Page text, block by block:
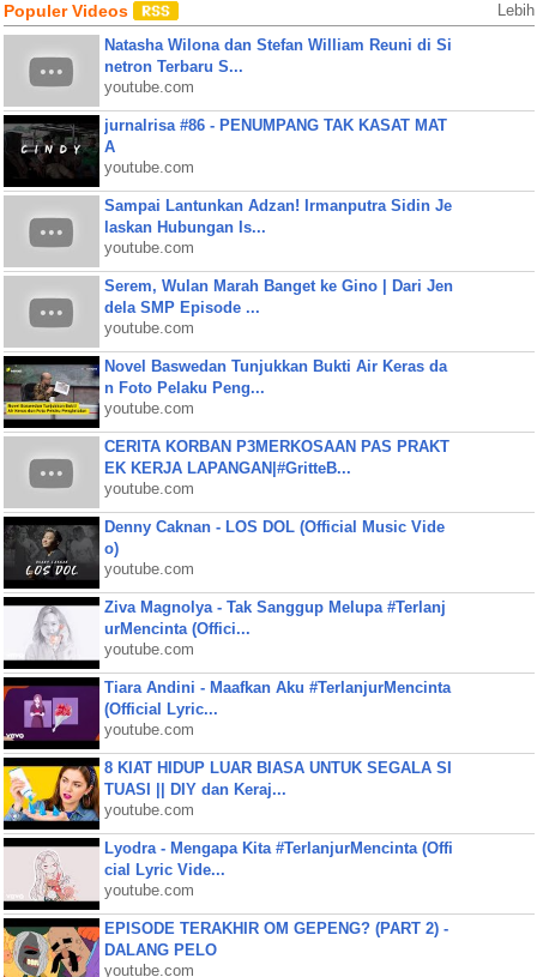
Populer Videos Lebih
Natasha Wilona dan Stefan William Reuni di Si
netron Terbaru S...
youtube.com
jurnalrisa #86 - PENUMPANG TAK KASAT MAT
A
youtube.com
Sampai Lantunkan Adzan! Irmanputra Sidin Je
laskan Hubungan Is...
youtube.com
Serem, Wulan Marah Banget ke Gino | Dari Jen
dela SMP Episode ...
youtube.com
Novel Baswedan Tunjukkan Bukti Air Keras da
n Foto Pelaku Peng...
youtube.com
CERITA KORBAN P3MERKOSAAN PAS PRAKT
EK KERJA LAPANGAN|#GritteB...
youtube.com
Denny Caknan - LOS DOL (Official Music Vide
o)
youtube.com
Ziva Magnolya - Tak Sanggup Melupa #Terlanj
urMencinta (Offici...
youtube.com
Tiara Andini - Maafkan Aku #TerlanjurMencinta
(Official Lyric...
youtube.com
8 KIAT HIDUP LUAR BIASA UNTUK SEGALA SI
TUASI || DIY dan Keraj...
youtube.com
Lyodra - Mengapa Kita #TerlanjurMencinta (Offi
cial Lyric Vide...
youtube.com
EPISODE TERAKHIR OM GEPENG? (PART 2) -
DALANG PELO
youtube.com